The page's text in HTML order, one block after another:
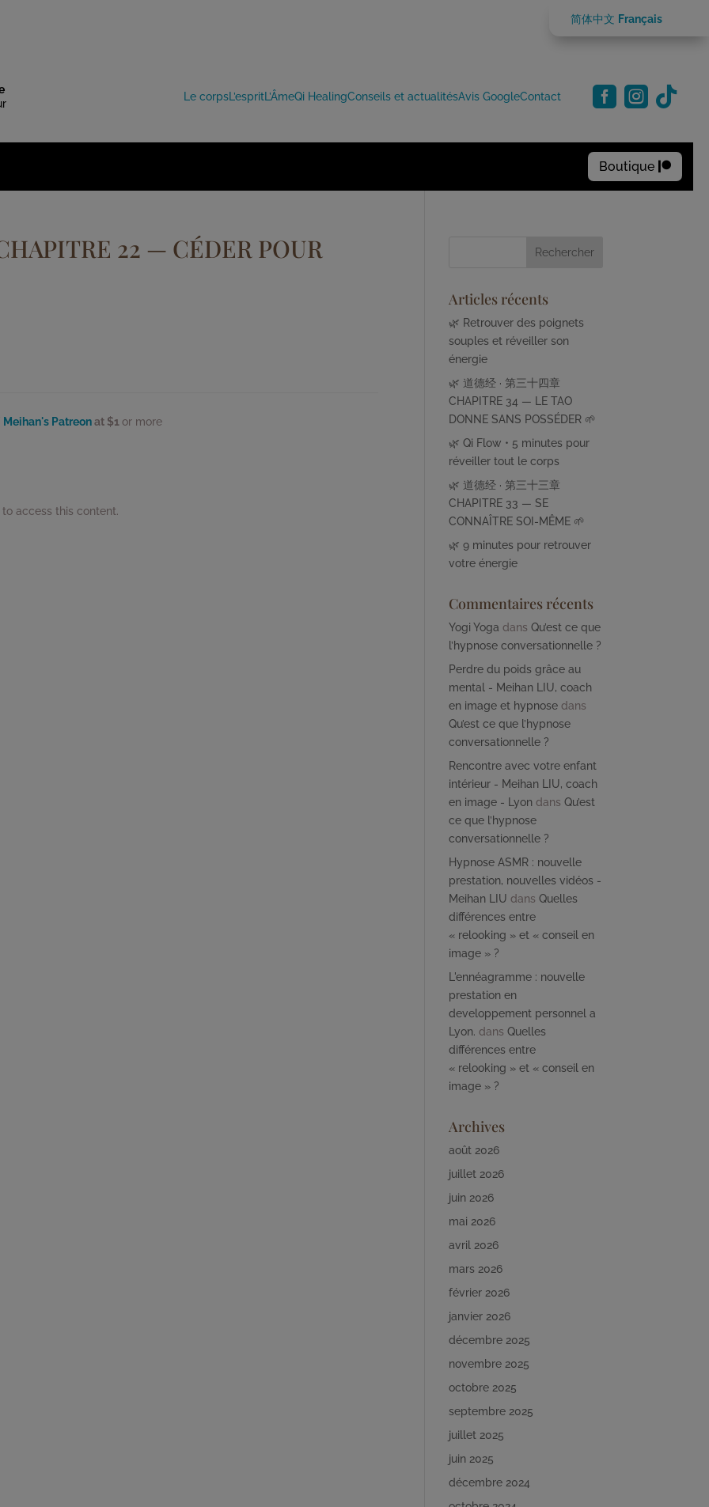
Le corpsL’espritL’ÂmeQi HealingConseils et actualitésAvis GoogleContact   
Boutique 
简体中文 Français
22 — CÉDER POUR
Meihan's Patreonat $1or more
to access this content.
Articles récents
🌿 Retrouver des poignets
souples et réveiller son
énergie
🌿 道德经 · 第三十四章
CHAPITRE 34 — LE TAO
DONNE SANS POSSÉDER 🌱
🌿 Qi Flow • 5 minutes pour
réveiller tout le corps
🌿 道德经 · 第三十三章
CHAPITRE 33 — SE
CONNAÎTRE SOI-MÊME 🌱
🌿 9 minutes pour retrouver
votre énergie
Commentaires récents
Yogi Yoga dansQu’est ce que
l’hypnose conversationnelle ?
Perdre du poids grâce au
mental - Meihan LIU, coach
en image et hypnose dans
Qu’est ce que l’hypnose
conversationnelle ?
Rencontre avec votre enfant
intérieur - Meihan LIU, coach
en image - Lyon dansQu’est
ce que l’hypnose
conversationnelle ?
Hypnose ASMR : nouvelle
prestation, nouvelles vidéos -
Meihan LIU dansQuelles
différences entre
« relooking » et « conseil en
image » ?
L'ennéagramme : nouvelle
prestation en
developpement personnel a
Lyon. dansQuelles
différences entre
« relooking » et « conseil en
image » ?
Archives
août 2026
juillet 2026
juin 2026
mai 2026
avril 2026
mars 2026
février 2026
janvier 2026
décembre 2025
novembre 2025
octobre 2025
septembre 2025
juillet 2025
juin 2025
décembre 2024